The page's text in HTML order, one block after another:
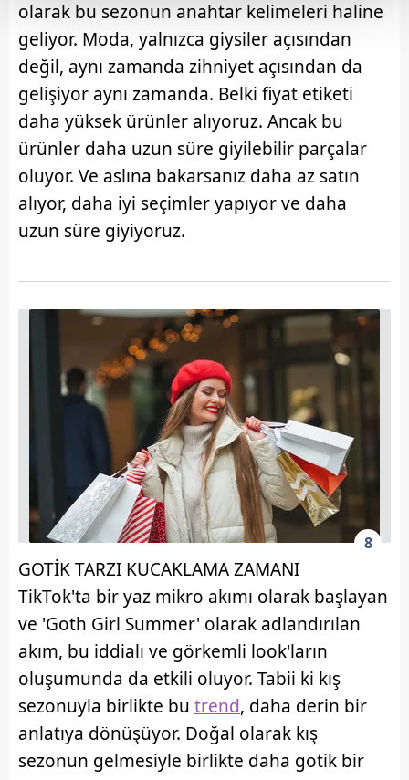
Her halükârda, kullanıcılar, bu çerezlere izin vermedikleri
takdirde, kullanıcılara hedefli reklamlar
gösterilmeyecektir."
Sizlere daha iyi bir hizmet sunabilmek için İnternet
Sitemizde kendimize ve üçüncü kişilere ait çerezler
kullanılmaktadır. Bu çerezler vasıtasıyla çeşitli kişisel
verileriniz işlenmekte olup gerekli olan çerezler bilgi
toplumu hizmetlerinin sunulması amacıyla
kullanılmaktadır. Diğer çerezler, sitemizin daha işlevsel
Çerezlere ilişkin tercihlerinizi aşağıda yer alan panel
vasıtasıyla belirleyebilirsiniz. Çerezlere ilişkin detaylı bilgi
için Ayarlar butonuna tıklayabilir,Çerez Bilgilendirme
ziyaret edebilirsiniz.
6698 sayılı Kişisel Verilerin Korunması Kanunu uyarınca
hazırlanmış Aydınlatma Metnimizi okumak ve sitemizde
ilgili mevzuata uygun olarak kullanılan çerezlerle ilgili bilgi
almak için lütfen
tıklayınız.
olarak bu sezonun anahtar kelimeleri haline
geliyor. Moda, yalnızca giysiler açısından
değil, aynı zamanda zihniyet açısından da
gelişiyor aynı zamanda. Belki fiyat etiketi
daha yüksek ürünler alıyoruz. Ancak bu
ürünler daha uzun süre giyilebilir parçalar
oluyor. Ve aslına bakarsanız daha az satın
alıyor, daha iyi seçimler yapıyor ve daha
uzun süre giyiyoruz.
8
GOTİK TARZI KUCAKLAMA ZAMANI
TikTok'ta bir yaz mikro akımı olarak başlayan
ve 'Goth Girl Summer' olarak adlandırılan
akım, bu iddialı ve görkemli look'ların
oluşumunda da etkili oluyor. Tabii ki kış
sezonuyla birlikte bu trend, daha derin bir
anlatıya dönüşüyor. Doğal olarak kış
sezonun gelmesiyle birlikte daha gotik bir